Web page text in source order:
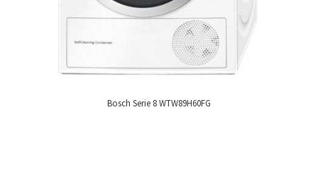
Bosch Serie 8 WTW89H60FG